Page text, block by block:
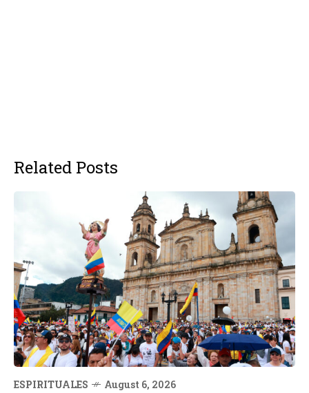
Related Posts
ESPIRITUALES August 6, 2026